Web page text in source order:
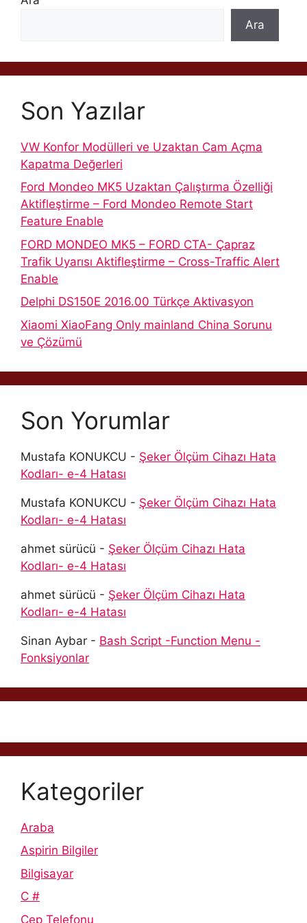
Ara
Son Yazılar
VW Konfor Modülleri ve Uzaktan Cam Açma
Kapatma Değerleri
Ford Mondeo MK5 Uzaktan Çalıştırma Özelliği
Aktifleştirme – Ford Mondeo Remote Start
Feature Enable
FORD MONDEO MK5 – FORD CTA- Çapraz
Trafik Uyarısı Aktifleştirme – Cross-Traffic Alert
Enable
Delphi DS150E 2016.00 Türkçe Aktivasyon
Xiaomi XiaoFang Only mainland China Sorunu
ve Çözümü
Son Yorumlar
Mustafa KONUKCU - Şeker Ölçüm Cihazı Hata
Kodları- e-4 Hatası
Mustafa KONUKCU - Şeker Ölçüm Cihazı Hata
Kodları- e-4 Hatası
ahmet sürücü - Şeker Ölçüm Cihazı Hata
Kodları- e-4 Hatası
ahmet sürücü - Şeker Ölçüm Cihazı Hata
Kodları- e-4 Hatası
Sinan Aybar - Bash Script -Function Menu -
Fonksiyonlar
Kategoriler
Araba
Aspirin Bilgiler
Bilgisayar
C #
Cep Telefonu